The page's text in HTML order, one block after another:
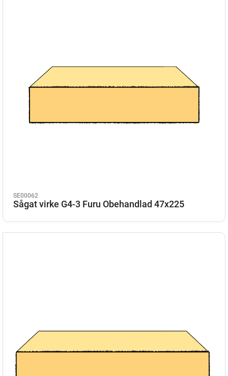
SE00062
Sågat virke G4-3 Furu Obehandlad 47x225